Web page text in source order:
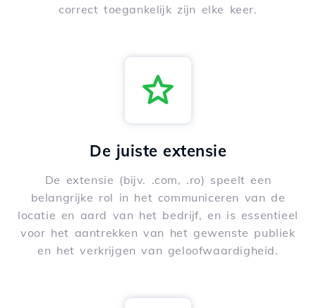
correct toegankelijk zijn elke keer.
De juiste extensie
De extensie (bijv. .com, .ro) speelt een
belangrijke rol in het communiceren van de
locatie en aard van het bedrijf, en is essentieel
voor het aantrekken van het gewenste publiek
en het verkrijgen van geloofwaardigheid.